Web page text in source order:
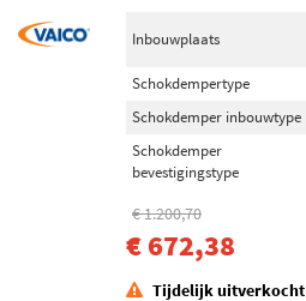
Inbouwplaats
Schokdempertype
Schokdemper inbouwtype
Schokdemper
bevestigingstype
€ 1.200,70
€ 672,38
Tijdelijk uitverkocht